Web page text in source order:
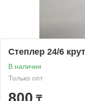
Степлер 24/6
В наличии
Только опт
800